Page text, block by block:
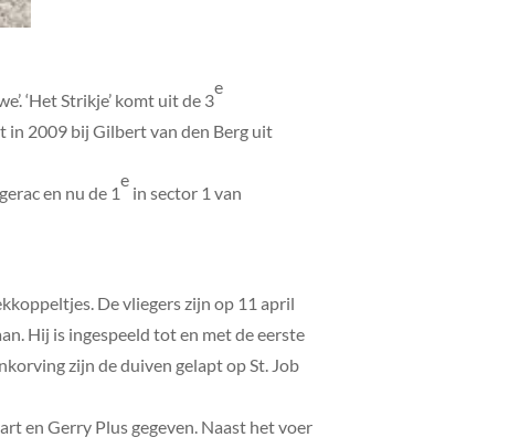
‘Het Strikje’ komt uit de 3
e
in 2009 bij Gilbert van den Berg uit
en nu de 1
e
in sector 1 van
De vliegers zijn op 11 april
Hij is ingespeeld tot en met de eerste
zijn de duiven gelapt op St. Job
en Gerry Plus gegeven. Naast het voer